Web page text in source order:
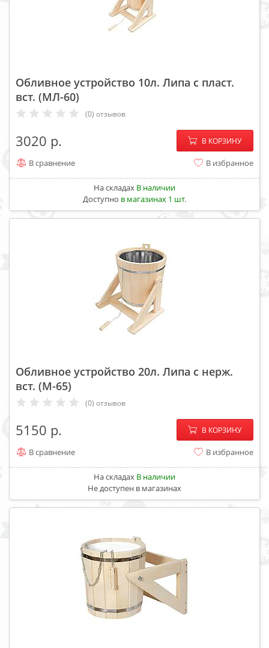
Обливное устройство 10л. Липа с пласт.
вст. (МЛ-60)
(0) отзывов
3020 − +
В КОРЗИНУ
В сравнение В избранное
На складах В наличии
Доступно в магазинах 1 шт.
Обливное устройство 20л. Липа с нерж.
вст. (М-65)
(0) отзывов
5150 − +
В КОРЗИНУ
В сравнение В избранное
На складах В наличии
Не доступен в магазинах